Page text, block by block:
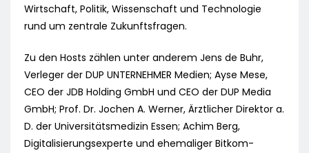
Wirtschaft, Politik, Wissenschaft und Technologie
rund um zentrale Zukunftsfragen.
Zu den Hosts zählen unter anderem Jens de Buhr,
Verleger der DUP UNTERNEHMER Medien; Ayse Mese,
CEO der JDB Holding GmbH und CEO der DUP Media
GmbH; Prof. Dr. Jochen A. Werner, Ärztlicher Direktor a.
D. der Universitätsmedizin Essen; Achim Berg,
Digitalisierungsexperte und ehemaliger Bitkom-